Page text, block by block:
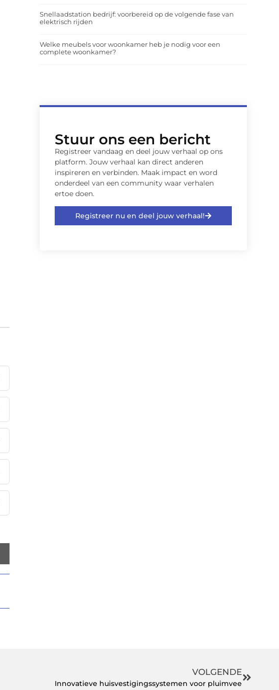
Snellaadstation bedrijf: voorbereid op de volgende fase van
elektrisch rijden
Welke meubels voor woonkamer heb je nodig voor een
complete woonkamer?
Stuur ons een bericht
Registreer vandaag en deel jouw verhaal op ons
platform. Jouw verhaal kan direct anderen
inspireren en verbinden. Maak impact en word
onderdeel van een community waar verhalen
ertoe doen.
Registreer nu en deel jouw verhaal!
VOLGENDE
Innovatieve huisvestigingssystemen voor pluimvee